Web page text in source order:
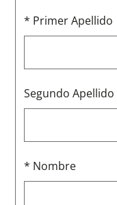
* Primer Apellido
Segundo Apellido
* Nombre